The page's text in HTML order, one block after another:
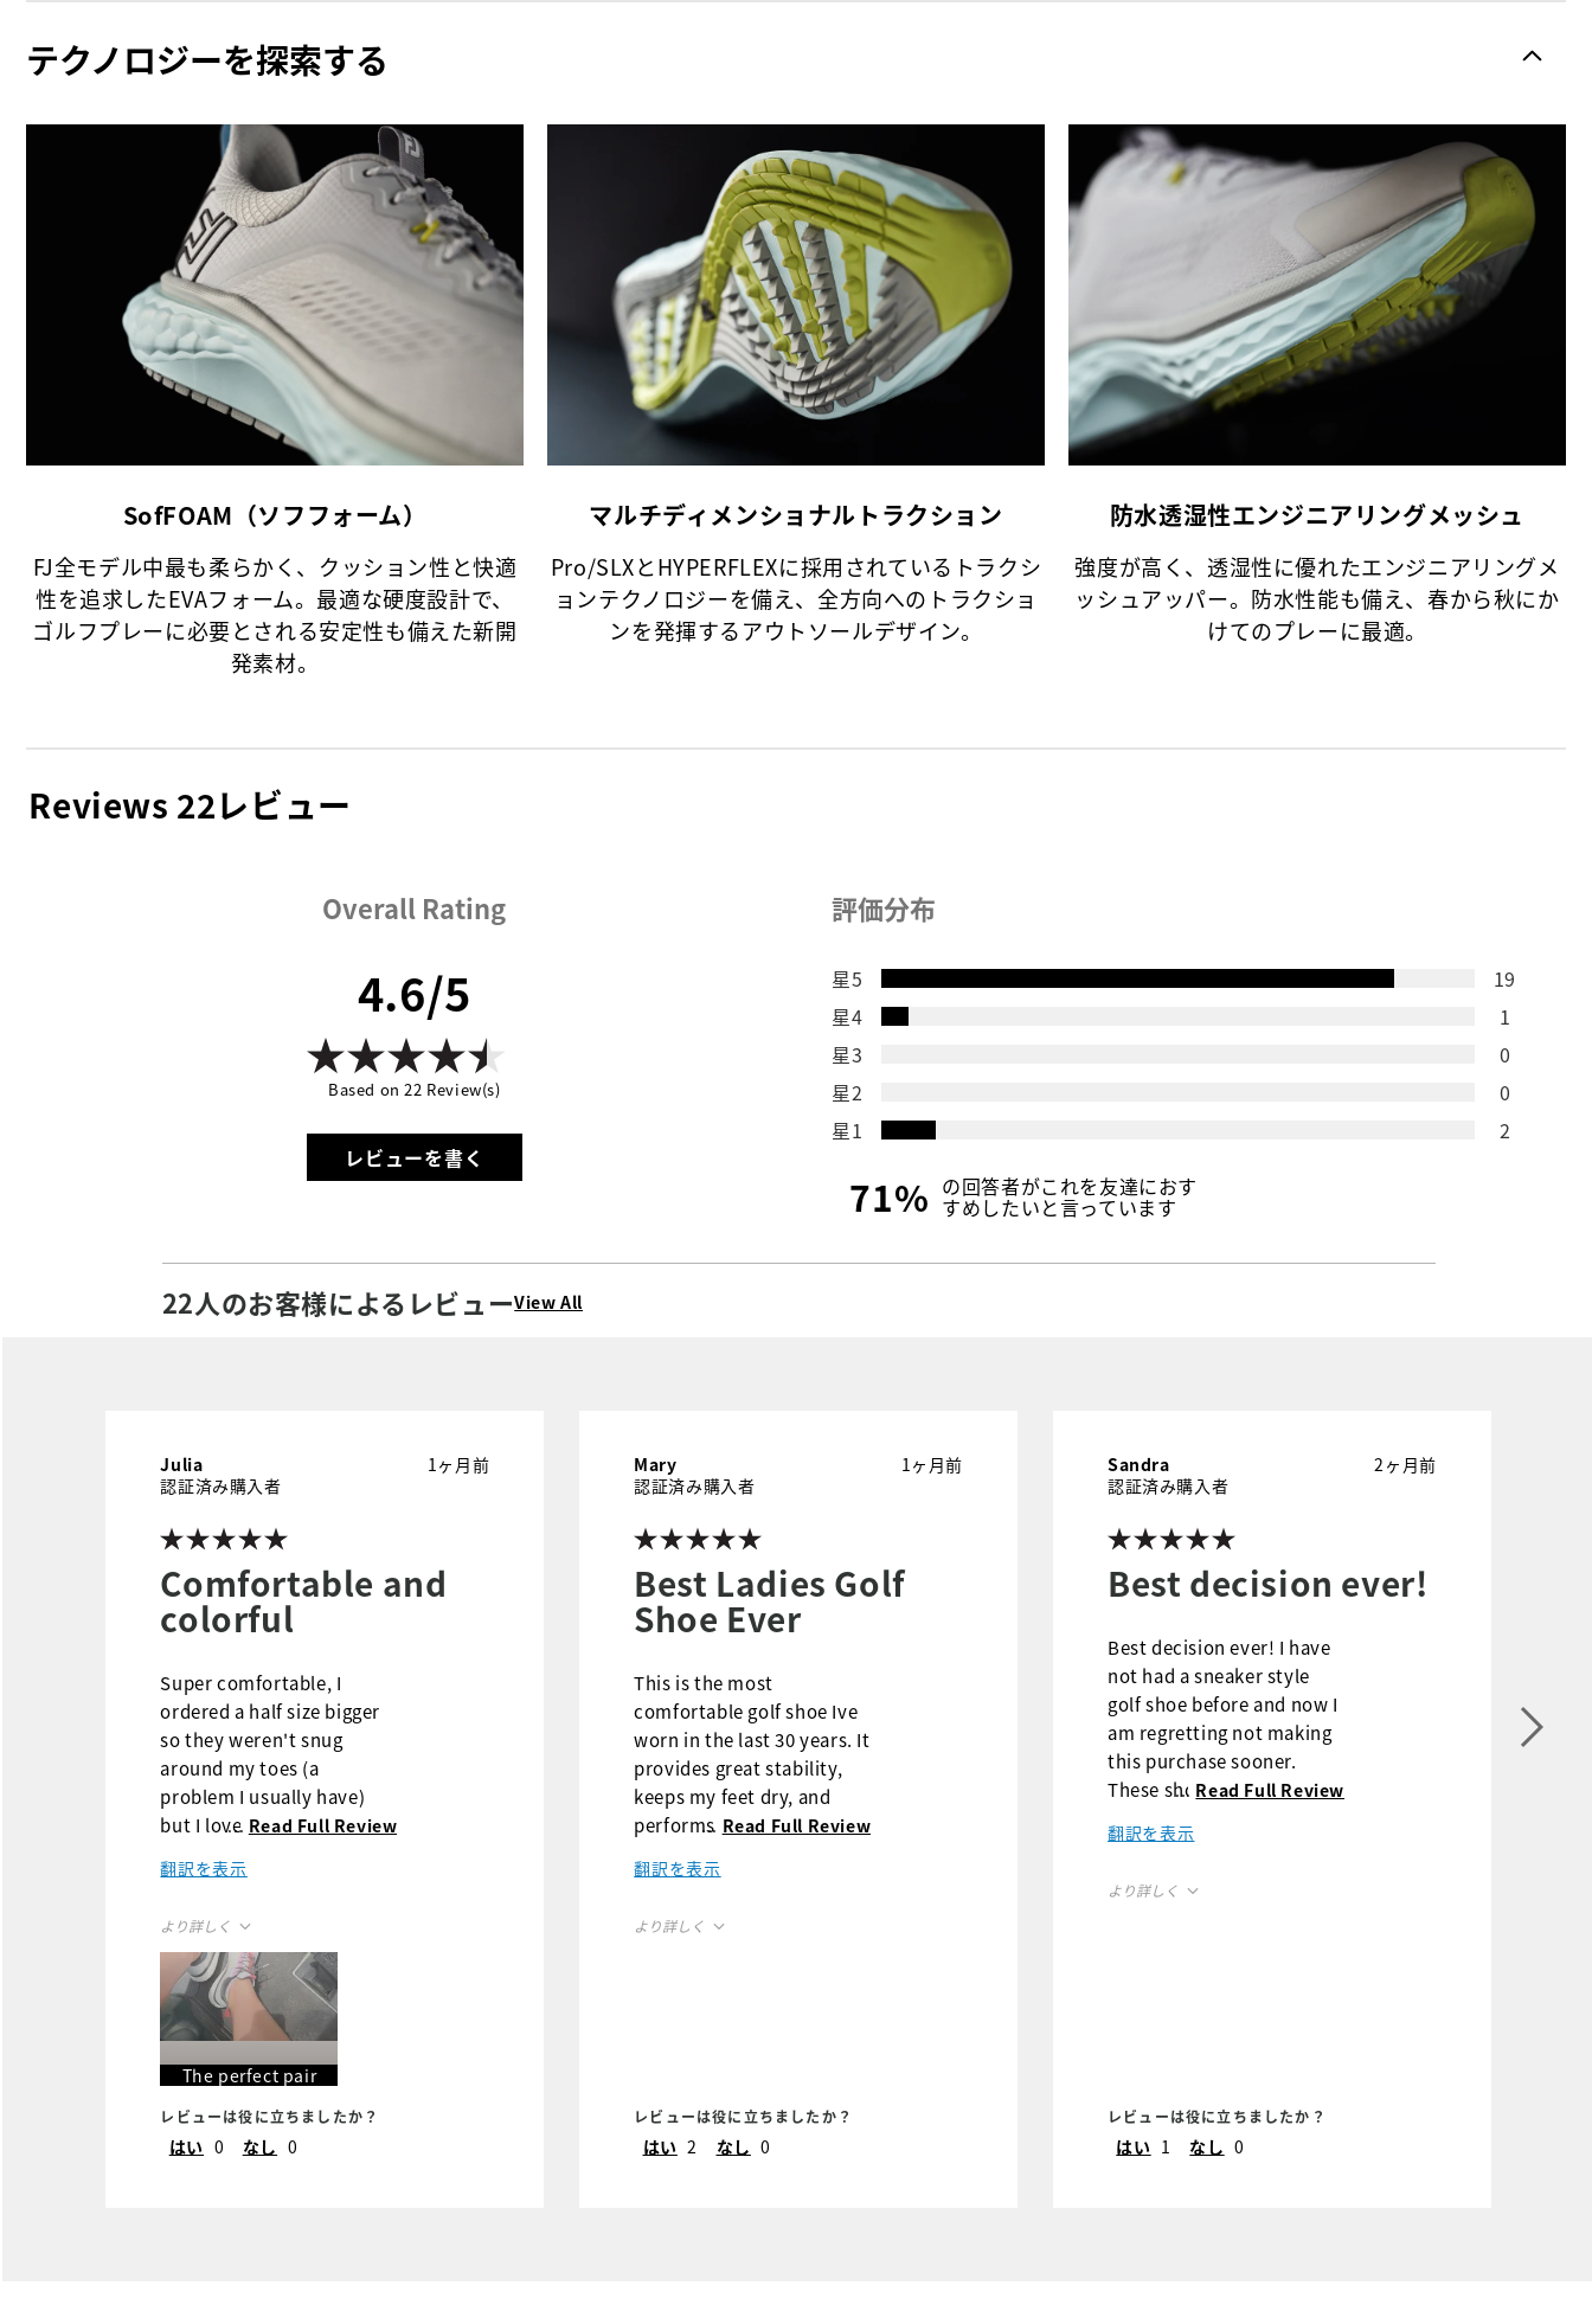
グリップ力 Spikeless
テクノロジーを探索する
SofFOAM（ソフフォーム）
FJ全モデル中最も柔らかく、クッション性と快適
性を追求したEVAフォーム。最適な硬度設計で、
ゴルフプレーに必要とされる安定性も備えた新開
発素材。​
マルチディメンショナルトラクション
Pro/SLXとHYPERFLEXに採用されているトラクシ
ョンテクノロジーを備え、全方向へのトラクショ
ンを発揮するアウトソールデザイン。
防水透湿性エンジニアリングメッシュ
強度が高く、透湿性に優れたエンジニアリングメ
ッシュアッパー。防水性能も備え、春から秋にか
けてのプレーに最適。
Reviews 22レビュー
Overall Rating
4.6/5
Based on 22 Review(s)
レビューを書く
評価分布
星5
19
星4
1
星3
0
星2
0
星1
2
71% の回答者がこれを友達におす
すめしたいと言っています
22人のお客様によるレビューView All
Comfortable and
colorful
1ヶ月前
Julia
認証済み購入者
Super comfortable, I
ordered a half size bigger
so they weren't snug
around my toes (a
problem I usually have)
but I love these. They are
while playing a round. I
always more drawn to
colorful golf shoes (they
need to make better ones
for women IMO)
... Read Full Review
翻訳を表示
より詳しく
Size True to Size
Width True to Width
The perfect pair
レビューは役に立ちましたか？
はい 0 なし 0
Best Ladies Golf
Shoe Ever
1ヶ月前
Mary
認証済み購入者
This is the most
comfortable golf shoe Ive
worn in the last 30 years. It
provides great stability,
keeps my feet dry, and
performs like a spiked
love the style and colors.
... Read Full Review
翻訳を表示
より詳しく
レビューは役に立ちましたか？
はい 2 なし 0
Best decision ever!
2ヶ月前
Sandra
認証済み購入者
Best decision ever! I have
not had a sneaker style
golf shoe before and now I
am regretting not making
this purchase sooner.
These shoes required no
heel cushioning, and are
the style and the colors
... Read Full Review
翻訳を表示
より詳しく
レビューは役に立ちましたか？
はい 1 なし 0